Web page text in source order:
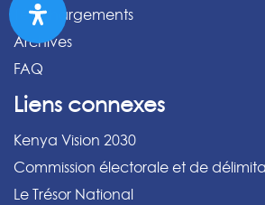
Téléchargements
Archives
FAQ
Liens connexes
Kenya Vision 2030
Commission électorale et de
Le Trésor National